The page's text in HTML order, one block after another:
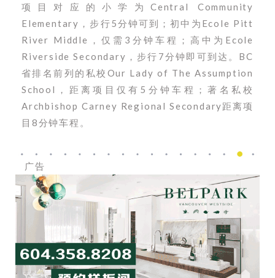
项目对应的小学为Central Community
Elementary，步行5分钟可到；初中为Ecole Pitt
River Middle，仅需3分钟车程；高中为Ecole
Riverside Secondary，步行7分钟即可到达。BC
省排名前列的私校Our Lady of The Assumption
School，距离项目仅有5分钟车程；著名私校
Archbishop Carney Regional Secondary距离项
目8分钟车程。
广告